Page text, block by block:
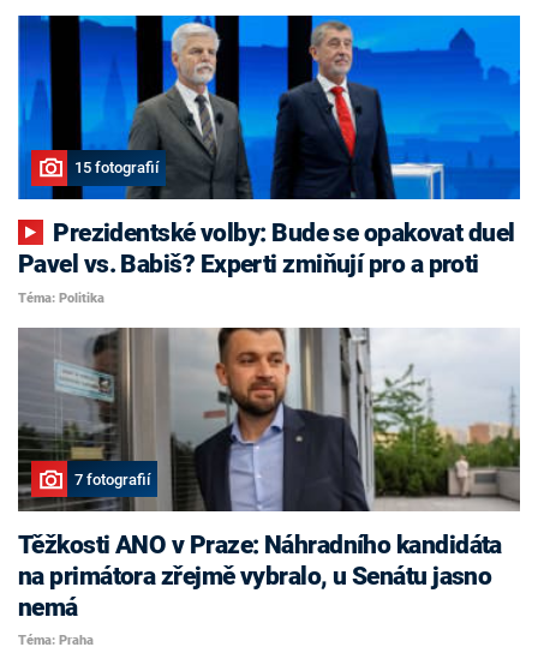
15 fotografií
Pavel vs. Babiš? Experti zmiňují pro a proti
Téma: Politika
7 fotografií
Těžkosti ANO v Praze: Náhradního kandidáta
na primátora zřejmě vybralo, u Senátu jasno
nemá
Téma: Praha